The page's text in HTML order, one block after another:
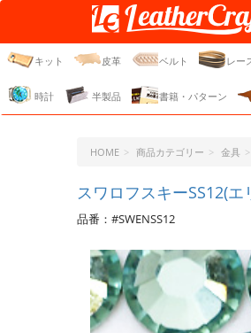
レザークラフト・ド
ジェーピー
キット 皮革 ベルト レー
時計 半製品 書籍・パターン
HOME 商品カテゴリー 金具
スワロフスキーSS12(エ
品番：#SWENSS12